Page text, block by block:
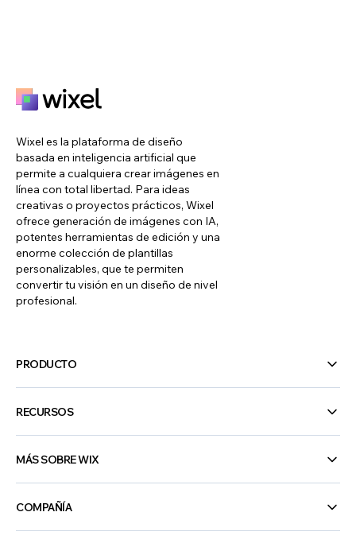
Wixel es la plataforma de diseño
basada en inteligencia artificial que
permite a cualquiera crear imágenes en
línea con total libertad. Para ideas
creativas o proyectos prácticos, Wixel
ofrece generación de imágenes con IA,
potentes herramientas de edición y una
enorme colección de plantillas
personalizables, que te permiten
convertir tu visión en un diseño de nivel
profesional.
PRODUCTO
RECURSOS
MÁS SOBRE WIX
COMPAÑÍA